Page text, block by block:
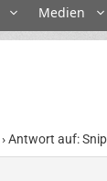
Medien
›Antwort auf: